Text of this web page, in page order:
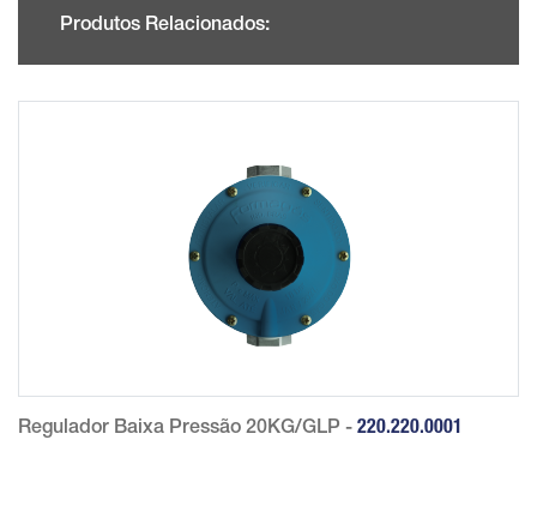
Produtos Relacionados:
Regulador Baixa Pressão 20KG/GLP - 220.220.0001